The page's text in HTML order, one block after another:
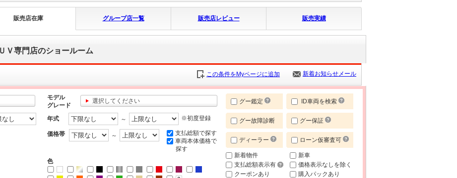
販売店在庫 グループ店一覧 販売店レビュー 販売実績
専門店のショールーム
この条件をMyページに追加 新着お知らせメール
モデル
グレード
選択してください
年式 ～ ※初度登録
価格帯 ～
支払総額で探す
車両本体価格で
探す
色
グー鑑定 ID車両を検索
グー故障診断 グー保証
ディーラー ローン仮審査可
新着物件
支払総額表示有
クーポンあり
新車
価格表示なしを除く
購入パックあり